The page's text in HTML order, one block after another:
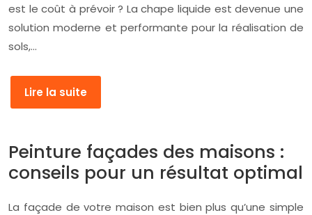
est le coût à prévoir ? La chape liquide est devenue une
solution moderne et performante pour la réalisation de
sols,…
Lire la suite
Peinture façades des maisons :
conseils pour un résultat optimal
La façade de votre maison est bien plus qu’une simple